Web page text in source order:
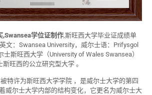
,Swansea学位证制作,斯旺西大学毕业证成绩单
文：Swansea University，威尔士语：Prifysgol
斯旺西大学（University of Wales Swansea）
旺西的公立研究型大学 。
特许为斯旺西大学学院 ，是威尔士大学的第四
威尔士大学内部的结构变化，它更名为威尔士大